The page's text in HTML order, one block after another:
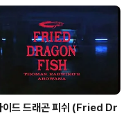
이드 드래곤 피쉬 (Fried Dr